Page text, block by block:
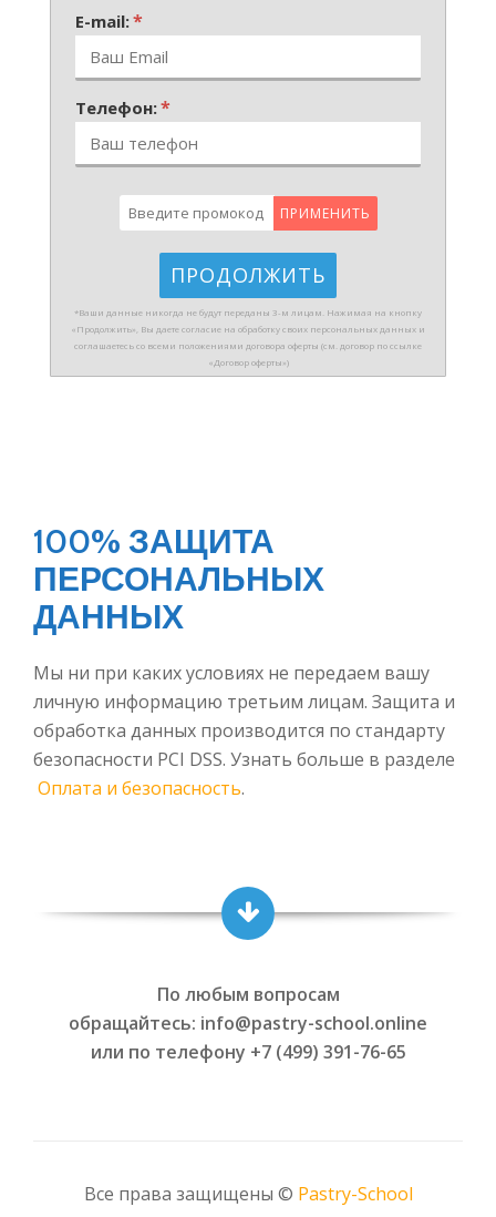
E-mail:*
Телефон:*
ПРИМЕНИТЬ
*Ваши данные никогда не будут переданы 3-м лицам. Нажимая на кнопку
«Продолжить», Вы даете согласие на обработку своих персональных данных и
соглашаетесь со всеми положениями договора оферты (см. договор по ссылке
«Договор оферты»)
100% ЗАЩИТА
ПЕРСОНАЛЬНЫХ
ДАННЫХ
Мы ни при каких условиях не передаем вашу
личную информацию третьим лицам. Защита и
обработка данных производится по стандарту
безопасности PCI DSS. Узнать больше в разделе
Оплата и безопасность.
По любым вопросам
обращайтесь: info@pastry-school.online
или по телефону +7 (499) 391-76-65
Все права защищены © Pаstry-School